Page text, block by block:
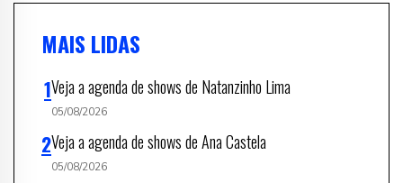
MAIS LIDAS
Veja a agenda de shows de Natanzinho Lima
05/08/2026
Veja a agenda de shows de Ana Castela
05/08/2026